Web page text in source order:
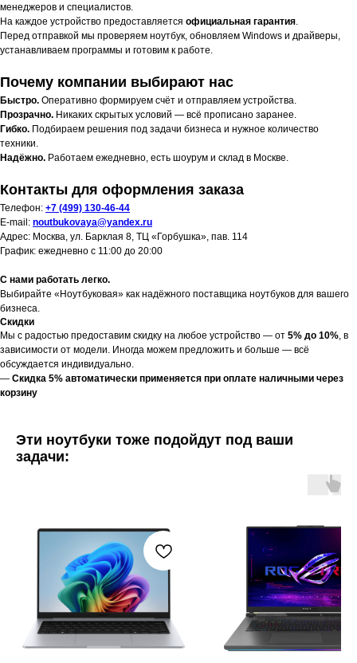
менеджеров и специалистов.
На каждое устройство предоставляется официальная гарантия.
Перед отправкой мы проверяем ноутбук, обновляем Windows и драйверы,
устанавливаем программы и готовим к работе.
Почему компании выбирают нас
Быстро. Оперативно формируем счёт и отправляем устройства.
Прозрачно. Никаких скрытых условий — всё прописано заранее.
Гибко. Подбираем решения под задачи бизнеса и нужное количество
техники.
Надёжно. Работаем ежедневно, есть шоурум и склад в Москве.
Контакты для оформления заказа
Телефон: +7 (499) 130-46-44
E-mail: noutbukovaya@yandex.ru
Адрес: Москва, ул. Барклая 8, ТЦ «Горбушка», пав. 114
График: ежедневно с 11:00 до 20:00
С нами работать легко.
Выбирайте «Ноутбуковая» как надёжного поставщика ноутбуков для вашего
бизнеса.
Скидки
Мы с радостью предоставим скидку на любое устройство — от 5% до 10%, в
зависимости от модели. Иногда можем предложить и больше — всё
обсуждается индивидуально.
— Скидка 5% автоматически применяется при оплате наличными через
корзину
Эти ноутбуки тоже подойдут под ваши
задачи: